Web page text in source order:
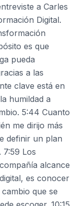
a Carles
Digital.
es que
pueda
a las
clave está en
humildad a
5:44 Cuanto
me dirijo más
definir un plan
Los
alcance
es conocer
que se